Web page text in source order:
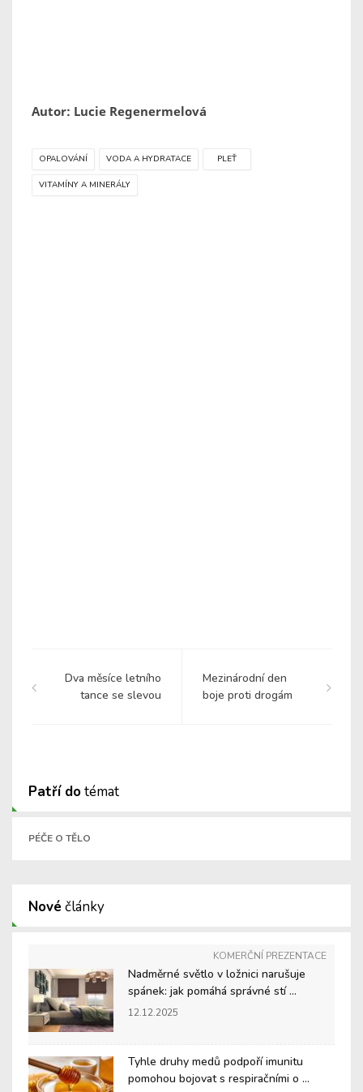
Autor: Lucie Regenermelová
OPALOVÁNÍ VODA A HYDRATACE PLEŤ
VITAMÍNY A MINERÁLY
Dva měsíce letního
tance se slevou
Mezinárodní den
boje proti drogám
Patří dotémat
PÉČE O TĚLO
Nové články
KOMERČNÍ PREZENTACE
Nadměrné světlo v ložnici narušuje
spánek: jak pomáhá správné stí ...
12.12.2025
Tyhle druhy medů podpoří imunitu
pomohou bojovat s respiračními o ...